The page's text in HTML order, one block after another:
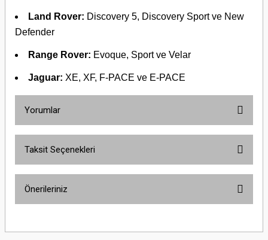
Land Rover: Discovery 5, Discovery Sport ve New
Defender
Range Rover: Evoque, Sport ve Velar
Jaguar: XE, XF, F-PACE ve E-PACE
Yorumlar
Taksit Seçenekleri
Önerileriniz
yetersiz gördüğünüz noktaları öneri formunu kullanarak tarafımıza